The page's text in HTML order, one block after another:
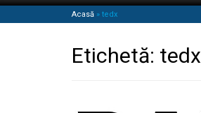
Acasă » tedx
Etichetă: tedx